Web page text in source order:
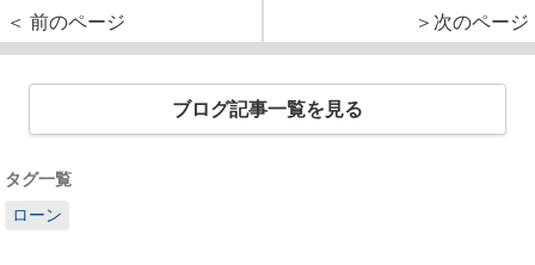
＜ 前のページ
＞次のページ
ブログ記事一覧を見る
タグ一覧
ローン